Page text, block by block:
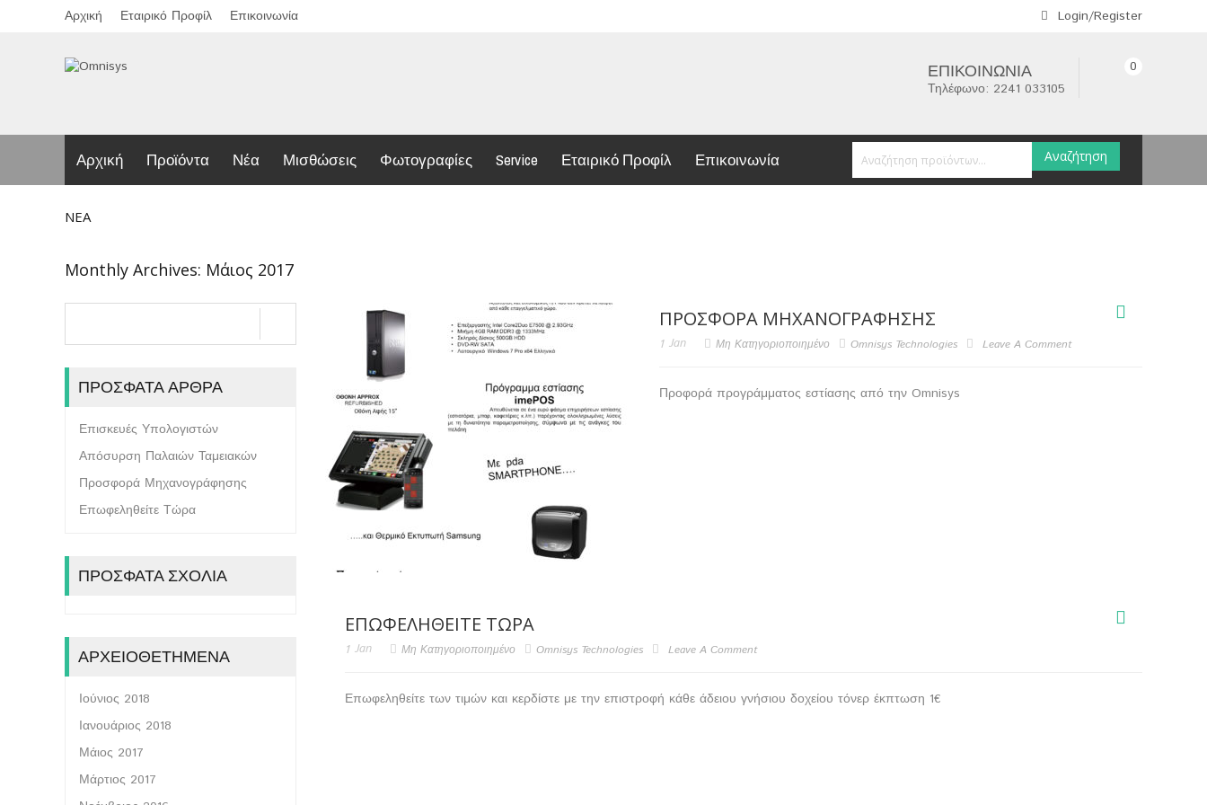
Αρχική Εταιρικό Προφίλ Επικοινωνία Login/Register
ΕΠΙΚΟΙΝΩΝΊΑ
Τηλέφωνο: 2241 033105
0
Αρχική Προϊόντα Νέα Μισθώσεις Φωτογραφίες Service Εταιρικό Προφίλ Επικοινωνία Αναζήτηση
ΝΈΑ
Monthly Archives: Μάιος 2017
ΠΡΟΣΦΟΡΆ ΜΗΧΑΝΟΓΡΆΦΗΣΗΣ
1 Jan Μη Κατηγοριοποιημένο Omnisys Technologies Leave A Comment
Προφορά προγράμματος εστίασης από την Omnisys
ΕΠΩΦΕΛΗΘΕΊΤΕ ΤΏΡΑ
1 Jan Μη Κατηγοριοποιημένο Omnisys Technologies Leave A Comment
Επωφεληθείτε των τιμών και κερδίστε με την επιστροφή κάθε άδειου γνήσιου δοχείου τόνερ έκπτωση 1€
ΠΡΌΣΦΑΤΑ ΆΡΘΡΑ
Επισκευές Υπολογιστών
Απόσυρση Παλαιών Ταμειακών
Προσφορά Μηχανογράφησης
Επωφεληθείτε Τώρα
ΠΡΌΣΦΑΤΑ ΣΧΌΛΙΑ
ΑΡΧΕΙΟΘΕΤΗΜΈΝΑ
Ιούνιος 2018
Ιανουάριος 2018
Μάιος 2017
Μάρτιος 2017